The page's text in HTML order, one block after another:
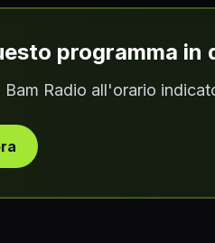
programma in
Radio all'orario